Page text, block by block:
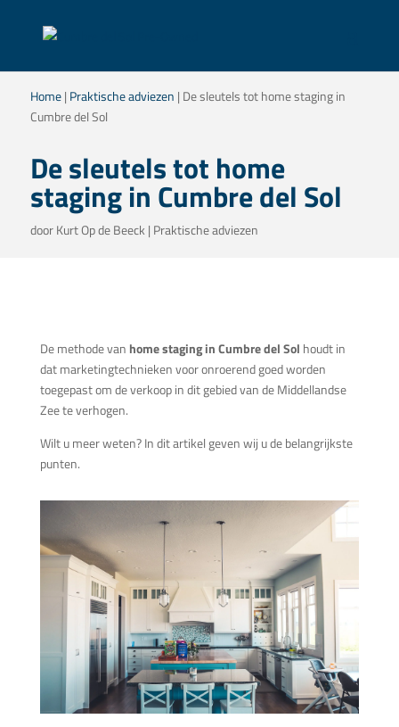
Home| Praktische adviezen | De sleutels tot home staging in
Cumbre del Sol
De sleutels tot home
staging in Cumbre del Sol
doorKurt Op de Beeck | Praktische adviezen
De methode van home staging in Cumbre del Sol houdt in
dat marketingtechnieken voor onroerend goed worden
toegepast om de verkoop in dit gebied van de Middellandse
Zee te verhogen.
Wilt u meer weten? In dit artikel geven wij u de belangrijkste
punten.